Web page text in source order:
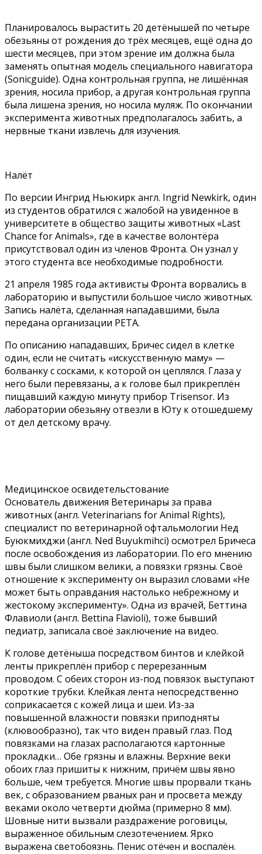
Планировалось вырастить 20 детёнышей по четыре
обезьяны от рождения до трёх месяцев, ещё одна до
шести месяцев, при этом зрение им должна была
заменять опытная модель специального навигатора
(Sonicguide). Одна контрольная группа, не лишённая
зрения, носила прибор, а другая контрольная группа
была лишена зрения, но носила муляж. По окончании
эксперимента животных предполагалось забить, а
нервные ткани извлечь для изучения.
Налёт
По версии Ингрид Ньюкирк англ. Ingrid Newkirk, один
из студентов обратился с жалобой на увиденное в
университете в общество защиты животных «Last
Chance for Animals», где в качестве волонтёра
присутствовал один из членов Фронта. Он узнал у
этого студента все необходимые подробности.
21 апреля 1985 года активисты Фронта ворвались в
лабораторию и выпустили большое число животных.
Запись налёта, сделанная нападавшими, была
передана организации PETA.
По описанию нападавших, Бричес сидел в клетке
один, если не считать «искусственную маму» —
болванку с сосками, к которой он цеплялся. Глаза у
него были перевязаны, а к голове был прикреплён
пищавший каждую минуту прибор Trisensor. Из
лаборатории обезьяну отвезли в Юту к отошедшему
от дел детскому врачу.
Медицинское освидетельстование
Основатель движения Ветеринары за права
животных (англ. Veterinarians for Animal Rights),
специалист по ветеринарной офтальмологии Нед
Буюкмихджи (англ. Ned Buyukmihci) осмотрел Бричеса
после освобождения из лаборатории. По его мнению
швы были слишком велики, а повязки грязны. Своё
отношение к эксперименту он выразил словами «Не
может быть оправдания настолько небрежному и
жестокому эксперименту». Одна из врачей, Беттина
Флавиоли (англ. Bettina Flavioli), тоже бывший
педиатр, записала своё заключение на видео.
К голове детёныша посредством бинтов и клейкой
ленты прикреплён прибор с перерезанным
проводом. С обеих сторон из-под повязок выступают
короткие трубки. Клейкая лента непосредственно
соприкасается с кожей лица и шеи. Из-за
повышенной влажности повязки приподняты
(клювообразно), так что виден правый глаз. Под
повязками на глазах располагаются картонные
прокладки… Обе грязны и влажны. Верхние веки
обоих глаз пришиты к нижним, причём швы явно
больше, чем требуется. Многие швы прорвали ткань
век, с образованием рваных ран и просвета между
веками около четверти дюйма (примерно 8 мм).
Шовные нити вызвали раздражение роговицы,
выраженное обильным слезотечением. Ярко
выражена светобоязнь. Пенис отёчен и воспалён.